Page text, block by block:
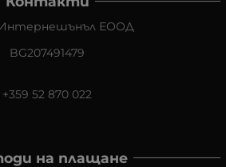
Интернешънъл ЕООД
BG207491479
+359 52 870 022
на плащане